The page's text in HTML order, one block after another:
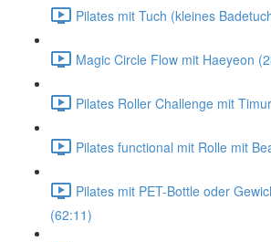
Pilates mit Tuch (kleines
Magic Circle Flow mit Haeyeon
Pilates Roller Challenge mit
Pilates functional mit Rolle mit
Pilates mit PET-Bottle oder
(62:11)